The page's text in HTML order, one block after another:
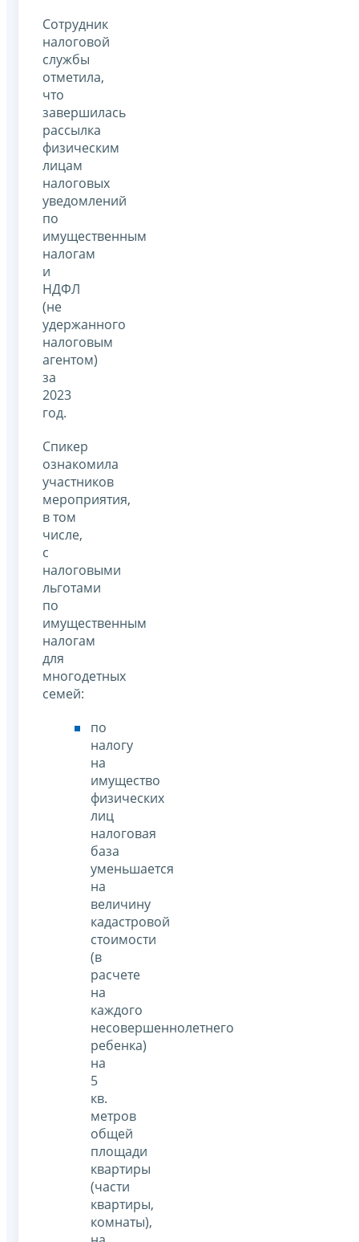
Сотрудник
налоговой
службы
отметила,
что
завершилась
рассылка
физическим
лицам
налоговых
уведомлений
по
имущественным
налогам
и
НДФЛ
(не
удержанного
налоговым
агентом)
за
2023
год.
Спикер
ознакомила
участников
мероприятия,
в том
числе,
с
налоговыми
льготами
по
имущественным
налогам
для
многодетных
семей:
по
налогу
на
имущество
физических
лиц
налоговая
база
уменьшается
на
величину
кадастровой
стоимости
(в
расчете
на
каждого
несовершеннолетнего
ребенка)
на
5
кв.
метров
общей
площади
квартиры
(части
квартиры,
комнаты),